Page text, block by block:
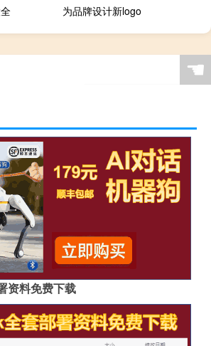
为品牌设计新logo
☚
资料免费下载